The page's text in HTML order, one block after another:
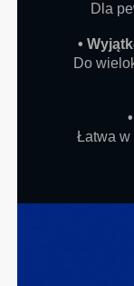
Dla
•
Do
Łatwa w